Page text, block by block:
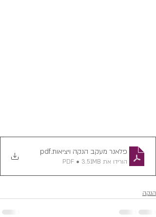
פלאנר מעקב הנקה ויציאות.pdf
הורידו את PDF • 3.51MB
הנקה